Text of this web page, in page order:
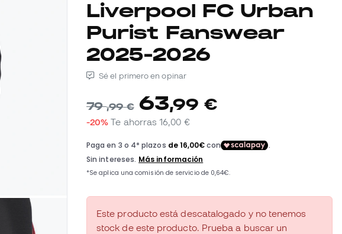
Liverpool FC Urban
Purist Fanswear
2025-2026
Sé el primero en opinar
79,99 € 63,99 €
-20% Te ahorras16,00 €
Este producto está descatalogado y no tenemos
stock de este producto. Prueba a buscar un